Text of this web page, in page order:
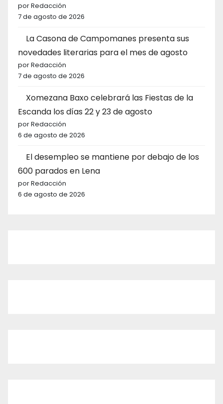
por Redacción
7 de agosto de 2026
La Casona de Campomanes presenta sus
novedades literarias para el mes de agosto
por Redacción
7 de agosto de 2026
Xomezana Baxo celebrará las Fiestas de la
Escanda los días 22 y 23 de agosto
por Redacción
6 de agosto de 2026
El desempleo se mantiene por debajo de los
600 parados en Lena
por Redacción
6 de agosto de 2026